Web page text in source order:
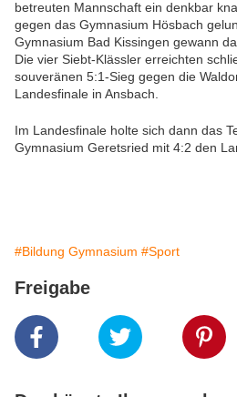
betreuten Mannschaft ein denkbar
gegen das Gymnasium Hösbach
Gymnasium Bad Kissingen gewann
Die vier Siebt-Klässler erreichten
souveränen 5:1-Sieg gegen die
Landesfinale in Ansbach.
Im Landesfinale holte sich dann das
Gymnasium Geretsried mit 4:2 den
#Bildung Gymnasium #Sport
Freigabe